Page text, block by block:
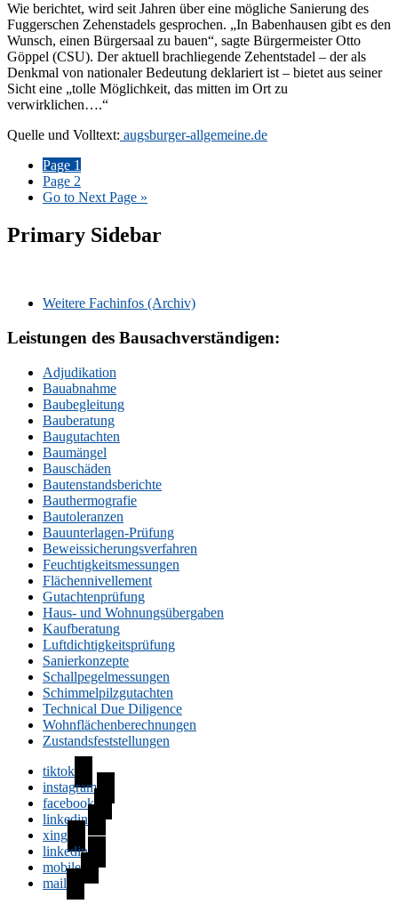
Wie berichtet, wird seit Jahren über eine mögliche Sanierung des
Fuggerschen Zehenstadels gesprochen. „In Babenhausen gibt es den
Wunsch, einen Bürgersaal zu bauen“, sagte Bürgermeister Otto
Göppel (CSU). Der aktuell brachliegende Zehentstadel – der als
Denkmal von nationaler Bedeutung deklariert ist – bietet aus seiner
Sicht eine „tolle Möglichkeit, das mitten im Ort zu
verwirklichen….“
Quelle und Volltext: augsburger-allgemeine.de
Page 1
Page 2
Go to Next Page »
Primary Sidebar
Weitere Fachinfos (Archiv)
Leistungen des Bausachverständigen:
Adjudikation
Bauabnahme
Baubegleitung
Bauberatung
Baugutachten
Baumängel
Bauschäden
Bautenstandsberichte
Bauthermografie
Bautoleranzen
Bauunterlagen-Prüfung
Beweissicherungsverfahren
Feuchtigkeitsmessungen
Flächennivellement
Gutachtenprüfung
Haus- und Wohnungsübergaben
Kaufberatung
Luftdichtigkeitsprüfung
Sanierkonzepte
Schallpegelmessungen
Schimmelpilzgutachten
Technical Due Diligence
Wohnflächenberechnungen
Zustandsfeststellungen
tiktok
instagram
facebook
linkedin
xing
linkedin
mobile
mail